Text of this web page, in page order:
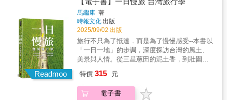
觸，將神像特色、民間傳說與地方人情味化為
動人故事。
灣：不僅走訪著名景點，更深入小農、古道與
秘境，讓旅行更貼近土地與人情。2.多元主
題，適合各種旅行風格：不論是美食愛好者、
自然步道探險者，或是生態觀察家，都能找到
最適合的路線。3.季節推薦，最美時刻不錯
過：書中標示各景點的最佳旅行時節，捕捉最
動人的美景。
Readmoo
馬繼康 著
時報文化 出版
2025/09/02 出版
旅行不只為了抵達，而是為了慢慢感受--本書以
「一日一地」的步調，深度探訪台灣的風土、
美景與人情。從三星蔥田的泥土香，到壯圍哈
柿餅的秋日暖陽；還有老梅綠石槽的奇幻紋
理、基隆嶼的孤島傳奇。帶你走進產地現場，
品嘗四季滋味；親近山海之境，領略自然美
特價 315 元
電子書